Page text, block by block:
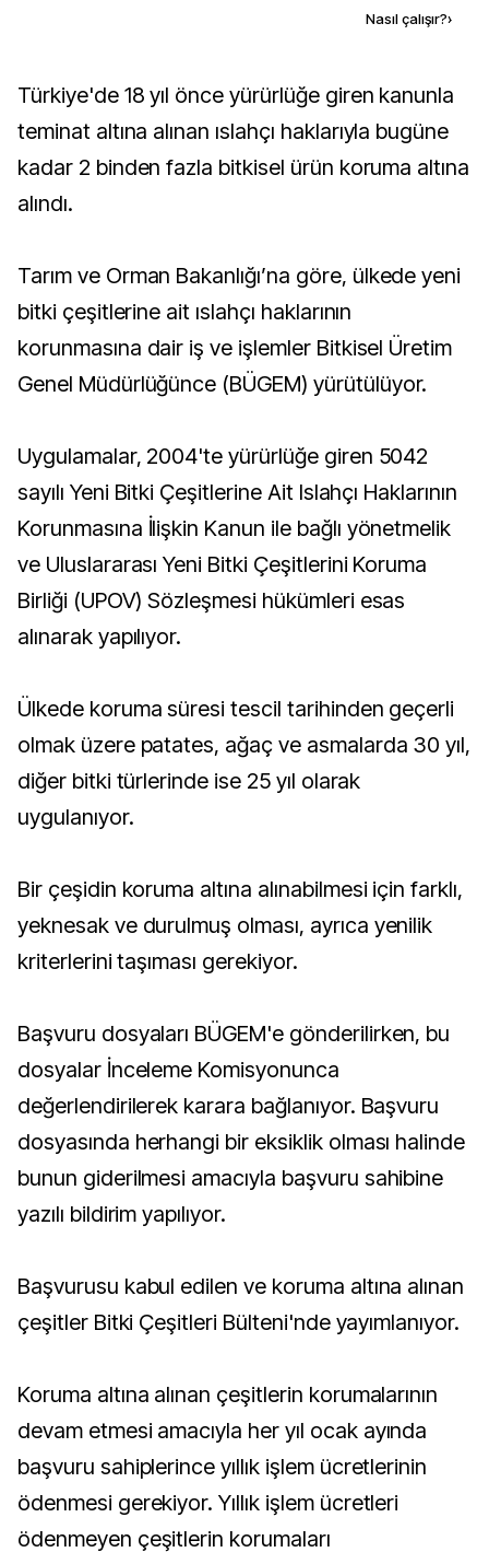
Nasıl çalışır?›
Türkiye'de 18 yıl önce yürürlüğe giren kanunla
teminat altına alınan ıslahçı haklarıyla bugüne
kadar 2 binden fazla bitkisel ürün koruma altına
alındı.
Tarım ve Orman Bakanlığı’na göre, ülkede yeni
bitki çeşitlerine ait ıslahçı haklarının
korunmasına dair iş ve işlemler Bitkisel Üretim
Genel Müdürlüğünce (BÜGEM) yürütülüyor.
Uygulamalar, 2004'te yürürlüğe giren 5042
sayılı Yeni Bitki Çeşitlerine Ait Islahçı Haklarının
Korunmasına İlişkin Kanun ile bağlı yönetmelik
ve Uluslararası Yeni Bitki Çeşitlerini Koruma
Birliği (UPOV) Sözleşmesi hükümleri esas
alınarak yapılıyor.
Ülkede koruma süresi tescil tarihinden geçerli
olmak üzere patates, ağaç ve asmalarda 30 yıl,
diğer bitki türlerinde ise 25 yıl olarak
uygulanıyor.
Bir çeşidin koruma altına alınabilmesi için farklı,
yeknesak ve durulmuş olması, ayrıca yenilik
kriterlerini taşıması gerekiyor.
Başvuru dosyaları BÜGEM'e gönderilirken, bu
dosyalar İnceleme Komisyonunca
değerlendirilerek karara bağlanıyor. Başvuru
dosyasında herhangi bir eksiklik olması halinde
bunun giderilmesi amacıyla başvuru sahibine
yazılı bildirim yapılıyor.
Başvurusu kabul edilen ve koruma altına alınan
çeşitler Bitki Çeşitleri Bülteni'nde yayımlanıyor.
Koruma altına alınan çeşitlerin korumalarının
devam etmesi amacıyla her yıl ocak ayında
başvuru sahiplerince yıllık işlem ücretlerinin
ödenmesi gerekiyor. Yıllık işlem ücretleri
ödenmeyen çeşitlerin korumaları